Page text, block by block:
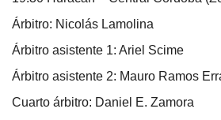
Árbitro: Nicolás Lamolina
Árbitro asistente 1: Ariel Scime
Árbitro asistente 2: Mauro Ramos
Cuarto árbitro: Daniel E. Zamora